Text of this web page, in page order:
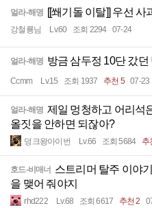
얼라-해명 [[쐐기돌 이탈]] 우선 사
강철룡님 Lv.60 조회 2294 07-24
얼라-해명 방금 삼두정 10단 갔
Ccmm Lv.15 조회 1937 추천 5 07-23
얼라-해명 제일 멍청하고 어리석
올짓을 안하면 되잖아?
덩크왕아이번 Lv.66 조회 5684 추
호드-비매너 스트리머 탈주 이야
을 맺어 줘야지
rhd222 Lv.68 조회 6617 추천 2